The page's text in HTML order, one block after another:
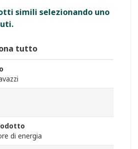
simili selezionando uno
tutto
di energia